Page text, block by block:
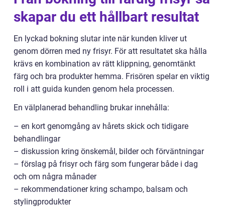
skapar du ett hållbart resultat
En lyckad bokning slutar inte när kunden kliver ut
genom dörren med ny frisyr. För att resultatet ska hålla
krävs en kombination av rätt klippning, genomtänkt
färg och bra produkter hemma. Frisören spelar en viktig
roll i att guida kunden genom hela processen.
En välplanerad behandling brukar innehålla:
– en kort genomgång av hårets skick och tidigare
behandlingar
– diskussion kring önskemål, bilder och förväntningar
– förslag på frisyr och färg som fungerar både i dag
och om några månader
– rekommendationer kring schampo, balsam och
stylingprodukter